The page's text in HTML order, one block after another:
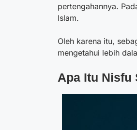
pertengahannya.
Islam.
Oleh karena itu,
mengetahui lebih
Apa Itu Nisfu